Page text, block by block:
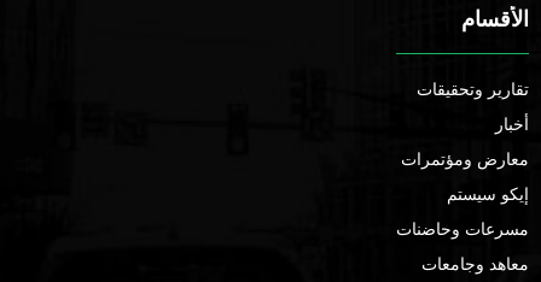
الأقسام
تقارير وتحقيقات
أخبار
معارض ومؤتمرات
إيكو سيستم
مسرعات وحاضنات
معاهد وجامعات